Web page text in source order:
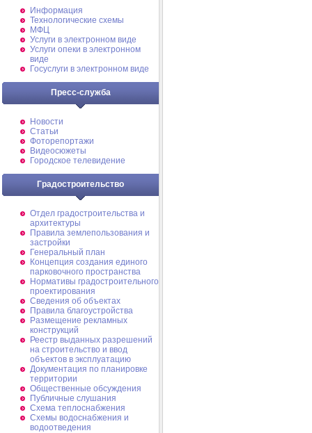
Информация
Технологические схемы
МФЦ
Услуги в электронном виде
Услуги опеки в электронном
виде
Госуслуги в электронном виде
Пресс-служба
Новости
Статьи
Фоторепортажи
Видеосюжеты
Городское телевидение
Градостроительство
Отдел градостроительства и
архитектуры
Правила землепользования и
застройки
Генеральный план
Концепция создания единого
парковочного пространства
Нормативы градостроительного
проектирования
Сведения об объектах
Правила благоустройства
Размещение рекламных
конструкций
Реестр выданных разрешений
на строительство и ввод
объектов в эксплуатацию
Документация по планировке
территории
Общественные обсуждения
Публичные слушания
Схема теплоснабжения
Схемы водоснабжения и
водоотведения